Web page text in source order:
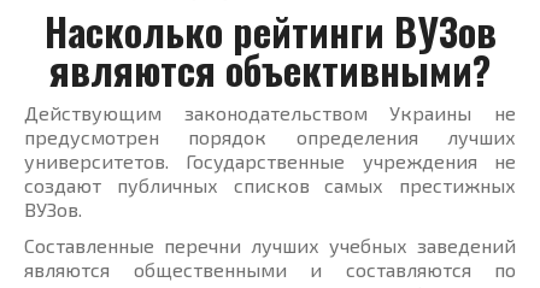
Насколько рейтинги ВУЗов
являются объективными?
Действующим законодательством Украины не
предусмотрен порядок определения лучших
университетов. Государственные учреждения не
создают публичных списков самых престижных
ВУЗов.
Составленные перечни лучших учебных заведений
являются общественными и составляются по